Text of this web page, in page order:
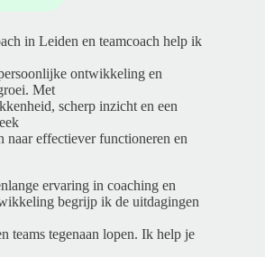
in Leiden en teamcoach help ik
ontwikkeling en
Met
scherp inzicht en een
naar effectiever functioneren en
ervaring in coaching en
begrijp ik de uitdagingen
teams tegenaan lopen. Ik help je